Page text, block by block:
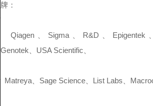
牌：
Qiagen Sigma R&D Epigentek
Genotek
USA Scientific
Matreya Sage Science List Labs